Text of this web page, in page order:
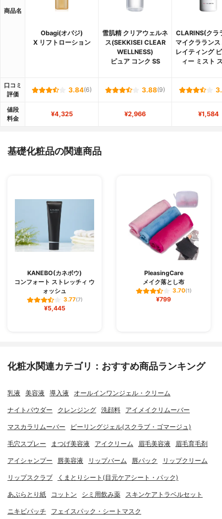
商品名
Obagi(オバジ)
X リフトローション
雪肌精 クリアウェルネ
ス(SEKKISEI CLEAR
WELLNESS)
ピュア コンク SS
CLARINS(クラ
マイクラランス
レイティング
ィー ミスト
口コミ
評価
3.84(6) 3.88(9)
値段
料金
¥4,325 ¥2,966 ¥1,584
基礎化粧品の関連商品
KANEBO(カネボウ)
コンフォート ストレッチィ ウ
ォッシュ
3.77(7)
¥5,445
PleasingCare
メイク落とし布
3.70(1)
¥799
化粧水関連カテゴリ：おすすめ商品ランキング
乳液 美容液 導入液 オールインワンジェル・クリーム
ナイトパウダー クレンジング 洗顔料 アイメイクリムーバー
マスカラリムーバー ピーリングジェル(スクラブ・ゴマージュ)
毛穴スプレー まつげ美容液 アイクリーム 眉毛美容液 眉毛育毛剤
アイシャンプー 唇美容液 リップバーム 唇パック リップクリーム
リップスクラブ くまとりシート(目元ケアシート・パック)
あぶらとり紙 コットン シミ用飲み薬 スキンケアトラベルセット
ニキビパッチ フェイスパック・シートマスク